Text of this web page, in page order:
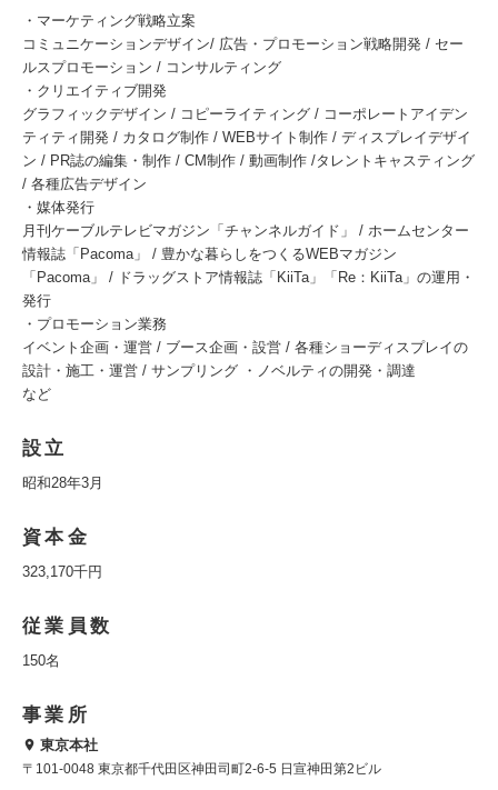
・マーケティング戦略立案
コミュニケーションデザイン/ 広告・プロモーション戦略開発 / セー
ルスプロモーション / コンサルティング
・クリエイティブ開発
グラフィックデザイン / コピーライティング / コーポレートアイデン
ティティ開発 / カタログ制作 / WEBサイト制作 / ディスプレイデザイ
ン / PR誌の編集・制作 / CM制作 / 動画制作 /タレントキャスティング
/ 各種広告デザイン
・媒体発行
月刊ケーブルテレビマガジン「チャンネルガイド」 / ホームセンター
情報誌「Pacoma」 / 豊かな暮らしをつくるWEBマガジン
「Pacoma」 / ドラッグストア情報誌「KiiTa」「Re：KiiTa」の運用・
発行
・プロモーション業務
イベント企画・運営 / ブース企画・設営 / 各種ショーディスプレイの
設計・施工・運営 / サンプリング ・ノベルティの開発・調達
など
設立
昭和28年3月
資本金
323,170千円
従業員数
150名
事業所
東京本社
〒101-0048 東京都千代田区神田司町2-6-5 日宣神田第2ビル